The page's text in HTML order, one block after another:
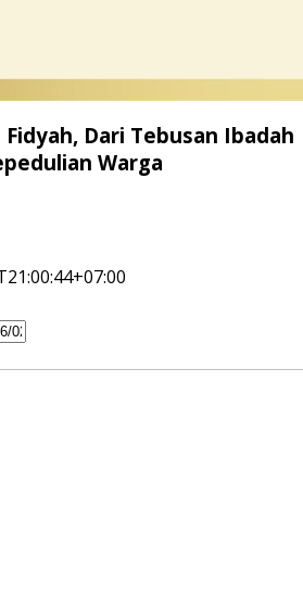
Dari Tebusan Ibadah
Warga